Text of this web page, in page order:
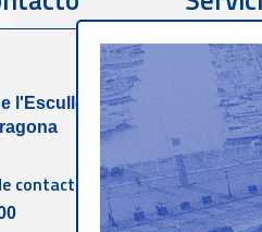
l'Escullera s/n,
contacto